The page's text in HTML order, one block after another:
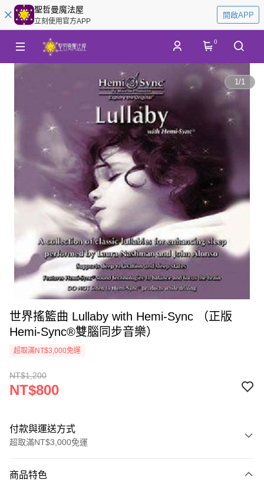
聖哲曼魔法屋
立刻使用官方APP
開啟APP
0
1/1
世界搖籃曲 Lullaby with Hemi-Sync （正版
Hemi-Sync®雙腦同步音樂）
超取滿NT$3,000免運
NT$1,200
NT$800
付款與運送方式
超取滿NT$3,000免運
信用卡一次付款
商品特色